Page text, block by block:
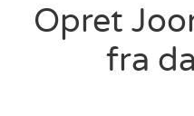
Opret
fra